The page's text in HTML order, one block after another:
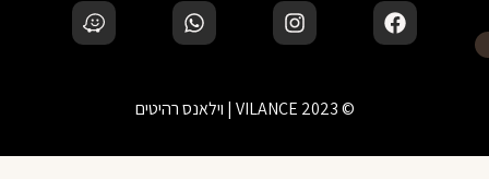
© 2023 VILANCE | וילאנס רהיטים